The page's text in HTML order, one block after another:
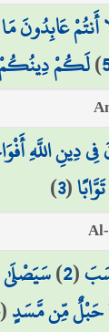
أَنتُمْ عَابِدُونَ
)لَكُمْ
دِينِ اللَّهِ
(
3
)
(
2
)سَيَصْلَىٰ
حَبْلٌ مِّن مَّسَدٍ(